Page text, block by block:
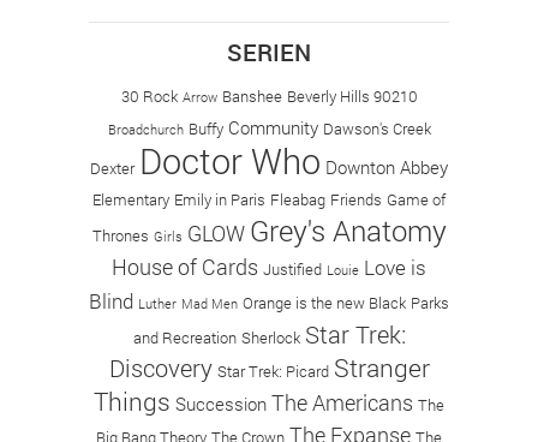
SERIEN
30 Rock Arrow Banshee Beverly Hills 90210
Broadchurch Buffy Community Dawson's Creek
Dexter Doctor Who Downton Abbey
Elementary Emily in Paris Fleabag Friends Game of
Thrones Girls GLOW Grey's Anatomy
House of Cards Justified Louie Love is
Blind Luther Mad Men Orange is the new Black Parks
and Recreation Sherlock Star Trek:
Discovery Star Trek: Picard Stranger
Things Succession The Americans The
Big Bang Theory The Crown The Expanse The